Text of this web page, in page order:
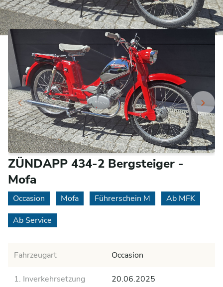
Occasion Mofa ZÜNDAPP 434
ZÜNDAPP 434-2 Bergsteiger -
Mofa
Occasion Mofa Führerschein M
Ab MFK
Ab Service
Fahrzeugart Occasion
1. Inverkehrsetzung 20.06.2025